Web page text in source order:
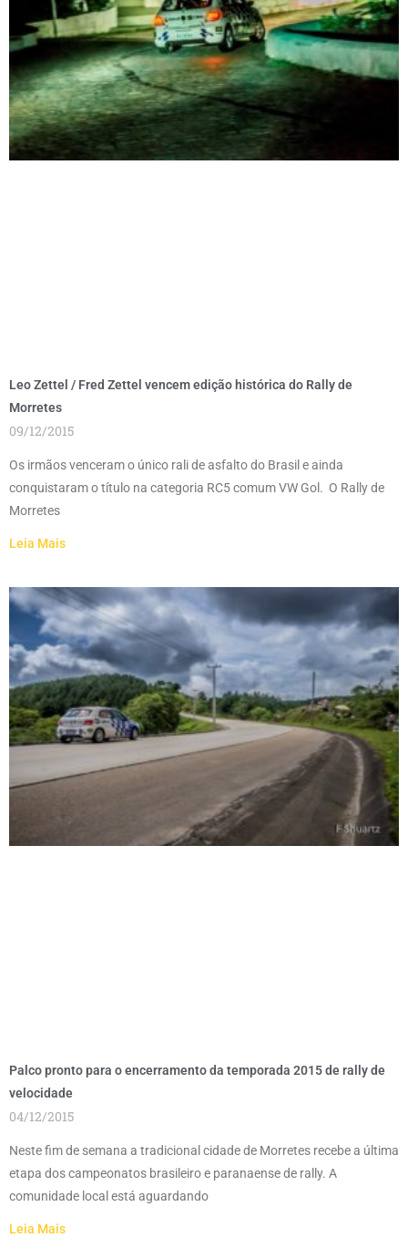
Leo Zettel / Fred Zettel vencem edição histórica do Rally de
Morretes
09/12/2015
Os irmãos venceram o único rali de asfalto do Brasil e ainda
conquistaram o título na categoria RC5 comum VW Gol. O Rally de
Morretes
Leia Mais
Palco pronto para o encerramento da temporada 2015 de rally de
velocidade
04/12/2015
Neste fim de semana a tradicional cidade de Morretes recebe a última
etapa dos campeonatos brasileiro e paranaense de rally. A
comunidade local está aguardando
Leia Mais